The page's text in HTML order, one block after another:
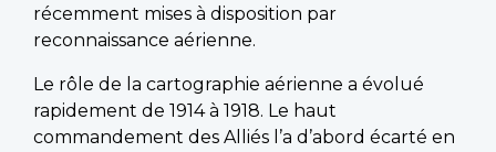
récemment mises à disposition par
reconnaissance aérienne.
Le rôle de la cartographie aérienne a évolué
rapidement de 1914 à 1918. Le haut
commandement des Alliés l’a d’abord écarté en